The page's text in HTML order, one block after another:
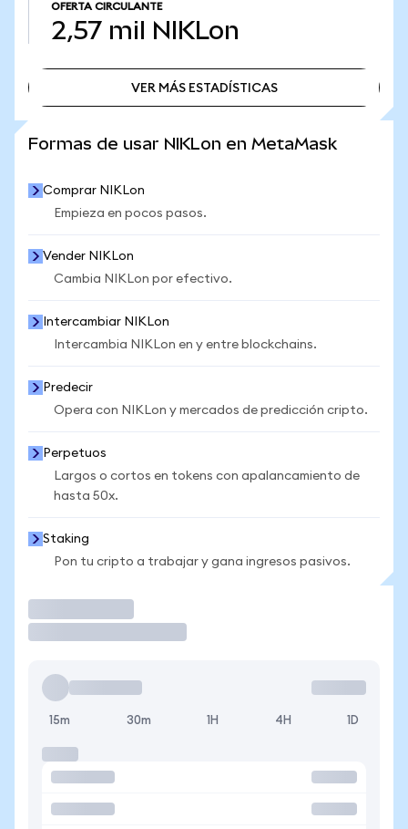
OFERTA CIRCULANTE
2,57 mil NIKLon
VER MÁS ESTADÍSTICAS
Formas de usar NIKLon en MetaMask
Comprar NIKLon
Empieza en pocos pasos.
Vender NIKLon
Cambia NIKLon por efectivo.
Intercambiar NIKLon
Intercambia NIKLon en y entre blockchains.
Predecir
Opera con NIKLon y mercados de predicción cripto.
Perpetuos
Largos o cortos en tokens con apalancamiento de
hasta 50x.
Staking
Pon tu cripto a trabajar y gana ingresos pasivos.
15m 30m 1H 4H 1D